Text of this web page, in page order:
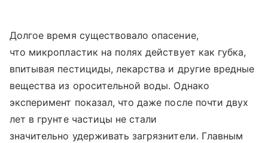
Долгое время существовало опасение,
что микропластик на полях действует как губка,
впитывая пестициды, лекарства и другие вредные
вещества из оросительной воды. Однако
эксперимент показал, что даже после почти двух
лет в грунте частицы не стали
значительно удерживать загрязнители. Главным